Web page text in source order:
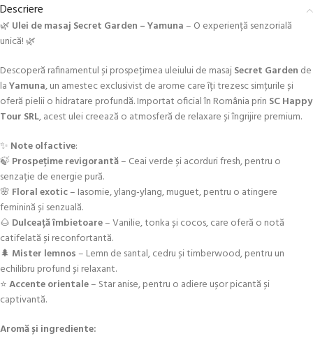
Descriere
🌿 Ulei de masaj Secret Garden – Yamuna– O experiență senzorială
unică! 🌿
Descoperă rafinamentul și prospețimea uleiului de masajSecret Garden de
laYamuna, un amestec exclusivist de arome care îți trezesc simțurile și
oferă pielii o hidratare profundă. Importat oficial în România prin SC Happy
Tour SRL, acest ulei creează o atmosferă de relaxare și îngrijire premium.
✨ Note olfactive:
🍃 Prospețime revigorantă– Ceai verde și acorduri fresh, pentru o
senzație de energie pură.
🌸 Floral exotic– Iasomie, ylang-ylang, muguet, pentru o atingere
feminină și senzuală.
🌰 Dulceață îmbietoare– Vanilie, tonka și cocos, care oferă o notă
catifelată și reconfortantă.
🌲 Mister lemnos– Lemn de santal, cedru și timberwood, pentru un
echilibru profund și relaxant.
⭐Accente orientale– Star anise, pentru o adiere ușor picantă și
captivantă.
Aromă și ingrediente: